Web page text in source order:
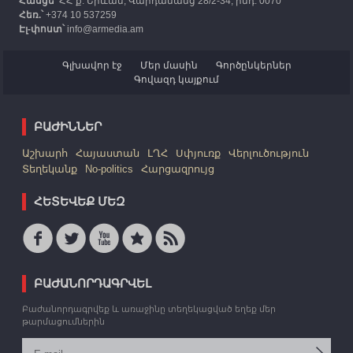
Հեռ.՝+374 10 537259
Էլ-փոստ՝info@armedia.am
Գլխավոր էջ Մեր մասին
Գործընկերներ
Գովազդ կայքում
ԲԱԺԻՆՆԵՐ
Աշխարհ Հայաստան ԼՂՀ Սփյուռք
Վերլուծություն
Տեղեկանք
No-politics Հարցազրույց
ՀԵՏԵՎԵՔ ՄԵԶ
ԲԱԺԱՆՈՐԴԱԳՐՎԵԼ
Բաժանորդագրվեք և առաջինը տեղեկացված եղեք մեր
թարմացումներին